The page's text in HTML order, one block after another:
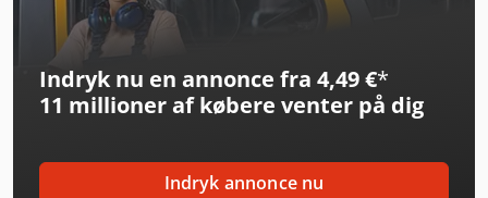
Genie Gs-3369 Rt
Genie Gs-3384 Rt
Ideal 1046
Indryk nu en annonce fra 4,49 €*
11 millioner af købere venter på dig
Indryk annonce nu